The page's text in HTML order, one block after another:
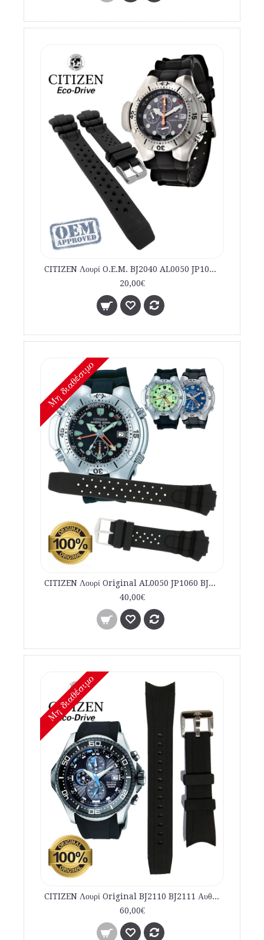
CITIZEN Λουρί O.E.M. BJ2040 AL0050 JP1060 εμπορίου καταδυτικό
20,00€
Mη διαθέσιμο
CITIZEN Λουρί Original AL0050 JP1060 BJ2040 Αυθεντικό Λουρί καταδυτικό 59-G0243
40,00€
Mη διαθέσιμο
CITIZEN Λουρί Original BJ2110 BJ2111 Αυθεντικό Λουρί καταδυτικό 59-S53296 , 59-S51866
60,00€